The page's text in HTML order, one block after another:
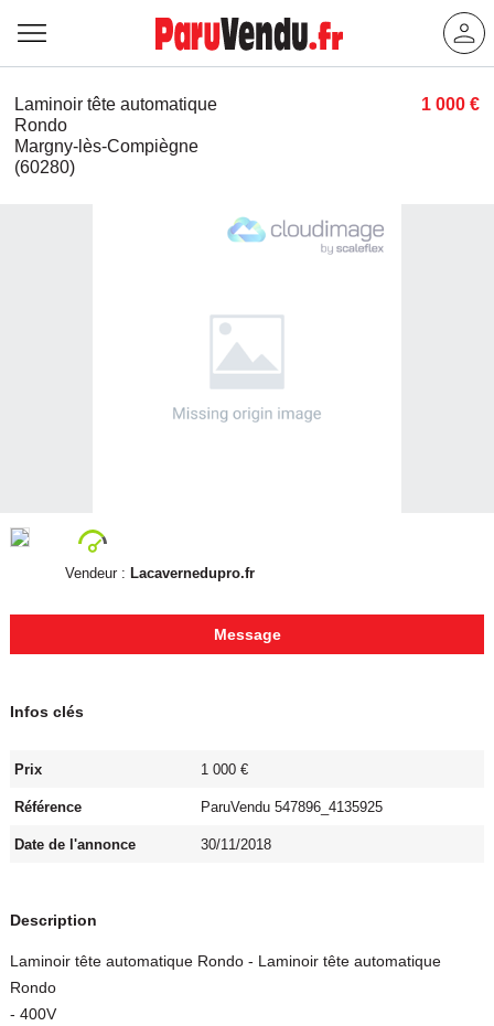
Laminoir tête automatique
Rondo
Margny-lès-Compiègne
(60280)
1 000 €
Vendeur : Lacavernedupro.fr
Message
Infos clés
Prix 1 000 €
Référence ParuVendu 547896_4135925
Date de l'annonce 30/11/2018
Description
Laminoir tête automatique Rondo - Laminoir tête automatique
Rondo
- 400V